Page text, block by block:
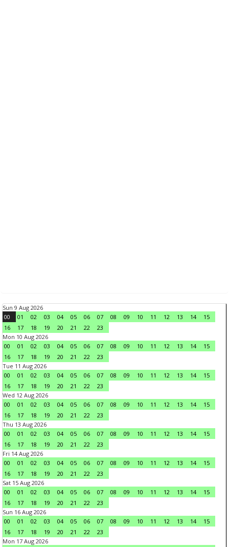
Sun 9 Aug 2026
00
01 02 03 04 05 06 07 08 09 10 11 12 13 14
15
16
17 18 19 20 21 22
23
Mon 10 Aug 2026
00
01 02 03 04 05 06 07 08 09 10 11 12 13 14
15
16
17 18 19 20 21 22
23
Tue 11 Aug 2026
00
01 02 03 04 05 06 07 08 09 10 11 12 13 14
15
16
17 18 19 20 21 22
23
Wed 12 Aug 2026
00
01 02 03 04 05 06 07 08 09 10 11 12 13 14
15
16
17 18 19 20 21 22
23
Thu 13 Aug 2026
00
01 02 03 04 05 06 07 08 09 10 11 12 13 14
15
16
17 18 19 20 21 22
23
Fri 14 Aug 2026
00
01 02 03 04 05 06 07 08 09 10 11 12 13 14
15
16
17 18 19 20 21 22
23
Sat 15 Aug 2026
00
01 02 03 04 05 06 07 08 09 10 11 12 13 14
15
16
17 18 19 20 21 22
23
Sun 16 Aug 2026
00
01 02 03 04 05 06 07 08 09 10 11 12 13 14
15
16
17 18 19 20 21 22
23
Mon 17 Aug 2026